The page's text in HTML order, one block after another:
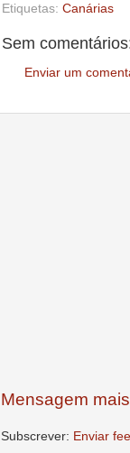
Etiquetas: Canárias
Sem
Enviar um
Mensagem
Subscrever: Enviar